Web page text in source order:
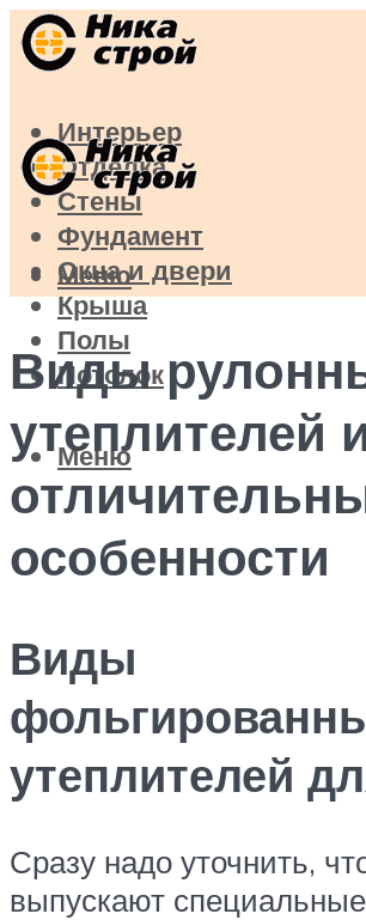
Интерьер
Отделка
Стены
Фундамент
Окна и двери
Крыша
Полы
Потолок
Меню
Меню
Виды
утеплителей
особенности
Виды
утеплителей
Сразу надо уточнить,
выпускают специальные